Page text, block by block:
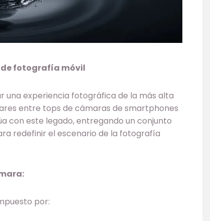
de fotografía móvil
una experiencia fotográfica de la más alta
entre tops de cámaras de smartphones
con este legado, entregando un conjunto
redefinir el escenario de la fotografía
por: